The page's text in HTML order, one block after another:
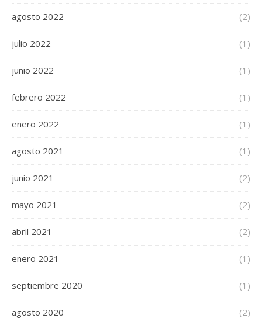
agosto 2022 (2)
julio 2022 (1)
junio 2022 (1)
febrero 2022 (1)
enero 2022 (1)
agosto 2021 (1)
junio 2021 (2)
mayo 2021 (2)
abril 2021 (2)
enero 2021 (1)
septiembre 2020 (1)
agosto 2020 (2)